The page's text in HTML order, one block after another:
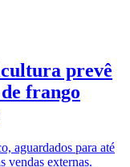
prevê
frango
aguardados para até
vendas externas.